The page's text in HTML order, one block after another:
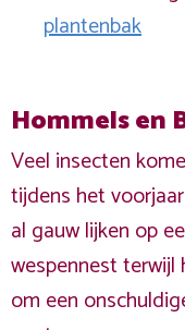
plantenbak
Hommels en
Veel insecten
tijdens het
al gauw lijken op
wespennest terwijl
om een